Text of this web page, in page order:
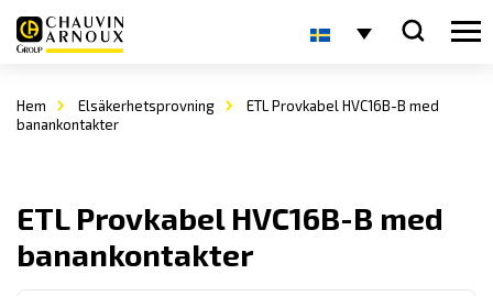
Hem Elsäkerhetsprovning
ETL Provkabel HVC16B-B med
banankontakter
ETL Provkabel HVC16B-B med
banankontakter